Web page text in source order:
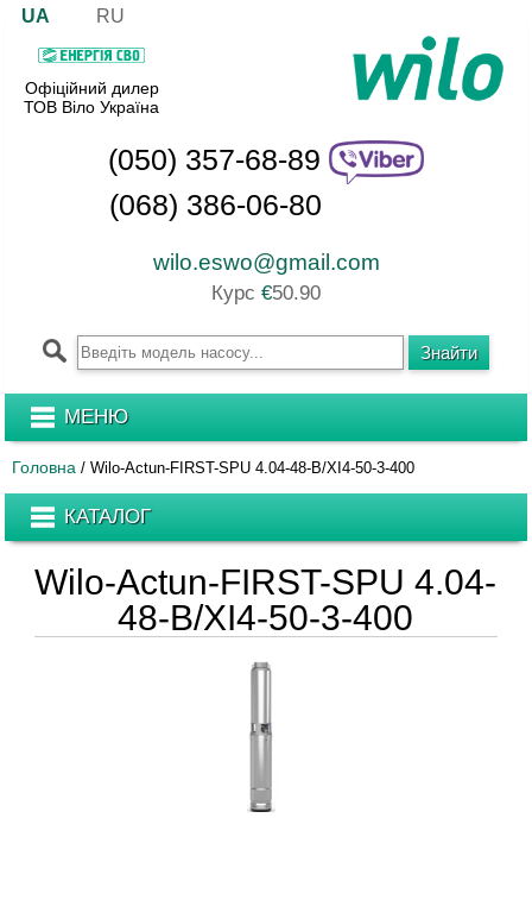
UA RU
Офіційний дилер
ТОВ Віло Україна
(050) 357-68-89
(068) 386-06-80
wilo.eswo@gmail.com
Курс €50.90
МЕНЮ
Головна / Wilo-Actun-FIRST-SPU 4.04-48-B/XI4-50-3-400
КАТАЛОГ
Wilo-Actun-FIRST-SPU 4.04-
48-B/XI4-50-3-400